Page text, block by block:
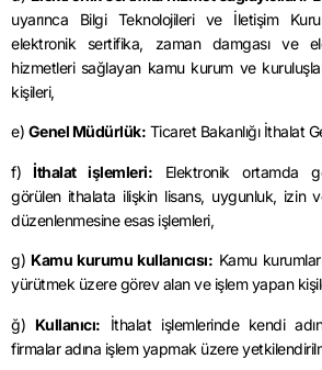
uyarınca Bilgi Teknolojileri ve İletişim
elektronik sertifika, zaman damgası ve
hizmetleri sağlayan kamu kurum ve
kişileri,
e) Genel Müdürlük: Ticaret Bakanlığı İthalat
f) İthalat işlemleri: Elektronik ortamda
görülen ithalata ilişkin lisans, uygunluk, izin
düzenlenmesine esas işlemleri,
g) Kamu kurumu kullanıcısı: Kamu
yürütmek üzere görev alan ve işlem yapan
ğ) Kullanıcı: İthalat işlemlerinde kendi
firmalar adına işlem yapmak üzere